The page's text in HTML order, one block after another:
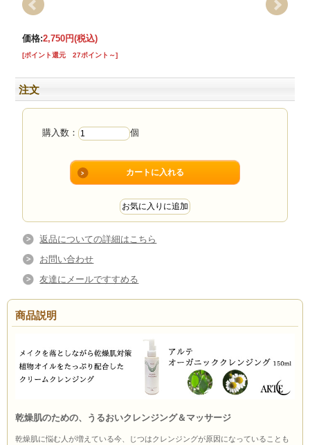
価格:2,750円(税込)
[ポイント還元 27ポイント～]
注文
購入数： 個
返品についての詳細はこちら
お問い合わせ
友達にメールですすめる
商品説明
乾燥肌のための、うるおいクレンジング＆マッサージ
乾燥肌に悩む人が増えている今、じつはクレンジングが原因になっていることも